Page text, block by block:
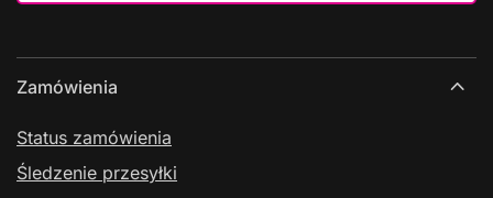
Zamówienia
Status zamówienia
Śledzenie przesyłki